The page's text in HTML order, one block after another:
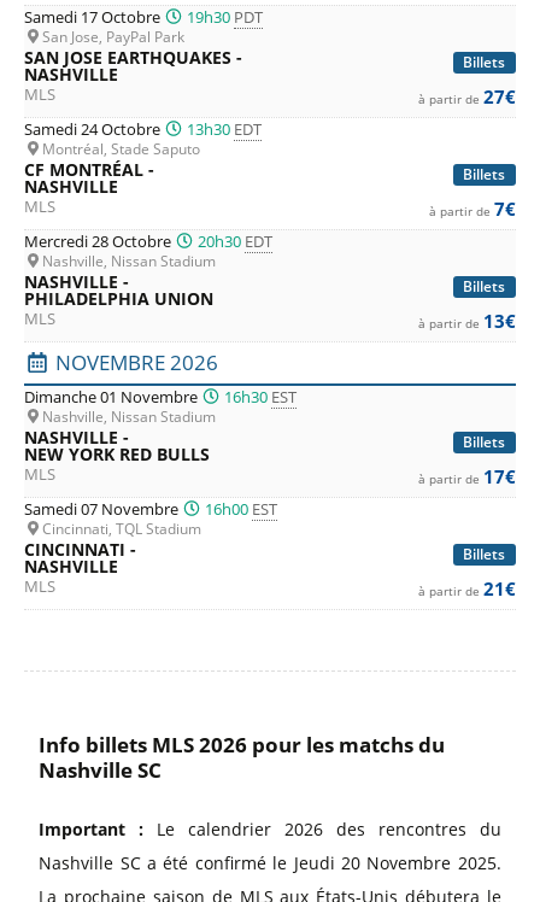
Samedi 17 Octobre 19h30 PDT
San Jose, PayPal Park
Billets
SAN JOSE EARTHQUAKES -
NASHVILLE
MLS à partir de 27€
Samedi 24 Octobre 13h30 EDT
Montréal, Stade Saputo
Billets
CF MONTRÉAL -
NASHVILLE
MLS à partir de 7€
Mercredi 28 Octobre 20h30 EDT
Nashville, Nissan Stadium
Billets
NASHVILLE -
PHILADELPHIA UNION
MLS à partir de 13€
NOVEMBRE 2026
Dimanche 01 Novembre 16h30 EST
Nashville, Nissan Stadium
Billets
NASHVILLE -
NEW YORK RED BULLS
MLS à partir de 17€
Samedi 07 Novembre 16h00 EST
Cincinnati, TQL Stadium
Billets
CINCINNATI -
NASHVILLE
MLS à partir de 21€
Info billets MLS 2026 pour les matchs du
Nashville SC
Important : Le calendrier 2026 des rencontres du
Nashville SC a été confirmé le Jeudi 20 Novembre 2025.
La prochaine saison de MLS aux États-Unis débutera le